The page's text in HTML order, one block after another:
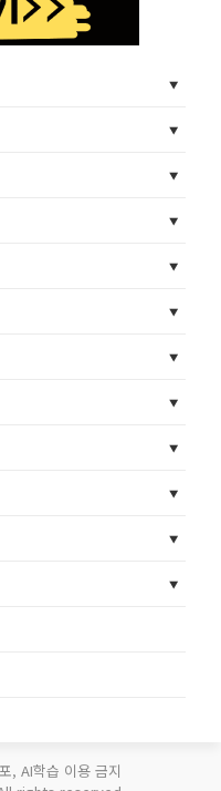
, AI학습 이용 금지